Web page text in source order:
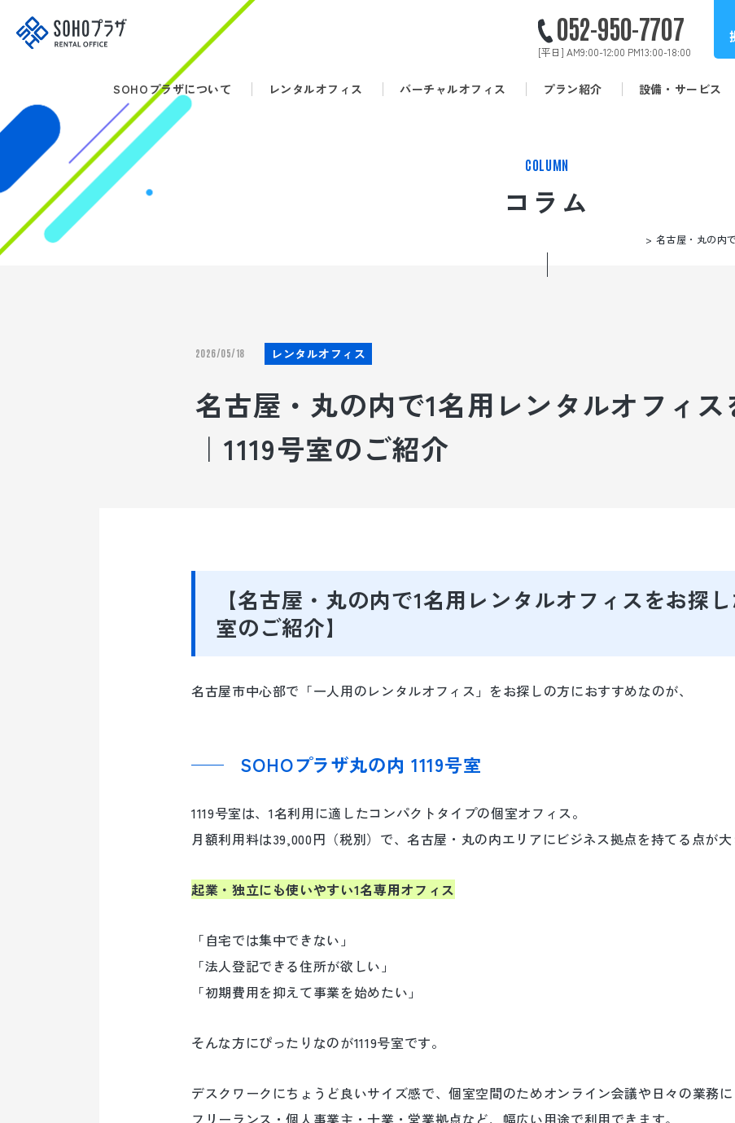
052-950-7707
[平日] AM9:00-12:00 PM13:00-18:00
SOHOプラザについて レンタルオフィス バーチャルオフィス プラン紹介 設備・サービス
貸会議室の予約
株式会社 グッドライフパートナーズ
HOME
レンタルオフィス
設備・サービス
COLUMN
コラム
名古屋・丸の内
2026/05/18 レンタルオフィス
名古屋・丸の内で1名用レンタルオフィス
｜1119号室のご紹介
【名古屋・丸の内で1名用レンタルオフィスをお探
室のご紹介】
名古屋市中心部で「一人用のレンタルオフィス」をお探しの方におすすめなのが、
SOHOプラザ丸の内 1119号室
1119号室は、1名利用に適したコンパクトタイプの個室オフィス。
月額利用料は39,000円（税別）で、名古屋・丸の内エリアにビジネス拠点を持てる点が大
起業・独立にも使いやすい1名専用オフィス
「自宅では集中できない」
「法人登記できる住所が欲しい」
「初期費用を抑えて事業を始めたい」
そんな方にぴったりなのが1119号室です。
デスクワークにちょうど良いサイズ感で、個室空間のためオンライン会議や日々の業務に
フリーランス・個人事業主・士業・営業拠点など、幅広い用途で利用できます。